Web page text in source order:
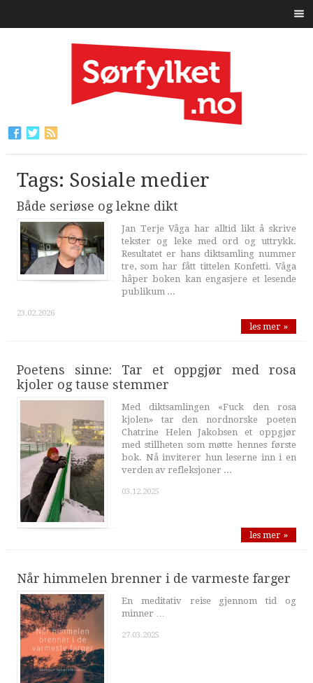
Tags: Sosiale medier
Både seriøse og lekne dikt
Jan Terje Våga har alltid likt å skrive
tekster og leke med ord og uttrykk.
Resultatet er hans diktsamling nummer
tre, som har fått tittelen Konfetti. Våga
håper boken kan engasjere et lesende
publikum ...
23.02.2026
les mer »
Poetens sinne: Tar et oppgjør med rosa
kjoler og tause stemmer
Med diktsamlingen «Fuck den rosa
kjolen» tar den nordnorske poeten
Chatrine Helen Jakobsen et oppgjør
med stillheten som møtte hennes første
bok. Nå inviterer hun leserne inn i en
verden av refleksjoner ...
03.12.2025
les mer »
Når himmelen brenner i de varmeste farger
En meditativ reise gjennom tid og
minner …
27.03.2025